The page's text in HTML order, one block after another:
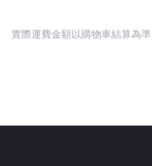
實際運費金額以購物車結算為準